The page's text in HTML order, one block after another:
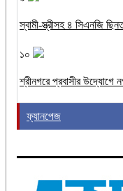
স্বামী-স্ত্রীসহ ৪ সিএনজি
১০
শ্রীনগরে প্রবাসীর উদ্যোগে
ফ্যানপেজ